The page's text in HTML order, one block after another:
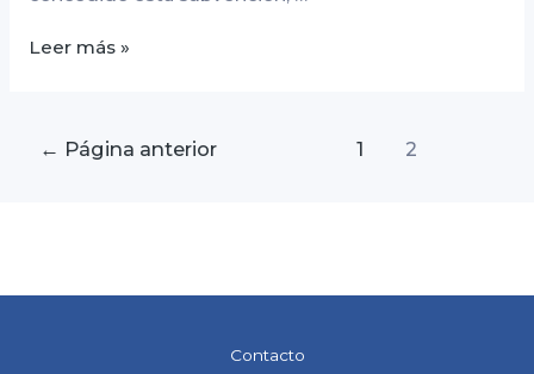
Leer más »
← Página anterior 1 2
Contacto